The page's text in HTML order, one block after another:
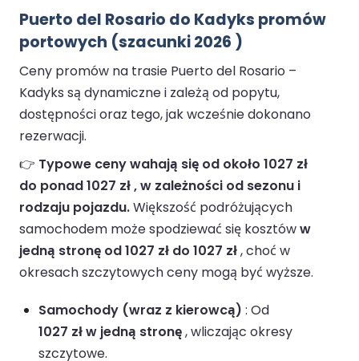
Puerto del Rosario do Kadyks promów
portowych (szacunki 2026 )
Ceny promów na trasie Puerto del Rosario –
Kadyks są dynamiczne i zależą od popytu,
dostępności oraz tego, jak wcześnie dokonano
rezerwacji.
👉 Typowe ceny wahają się od około 1027 zł
do ponad 1027 zł , w zależności od sezonu i
rodzaju pojazdu.Większość podróżujących
samochodem może spodziewać się kosztóww
jedną stronę od 1027 zł do 1027 zł, choć w
okresach szczytowych ceny mogą być wyższe.
Samochody (wraz z kierowcą) : Od
1027 zł w jedną stronę, wliczając okresy
szczytowe.